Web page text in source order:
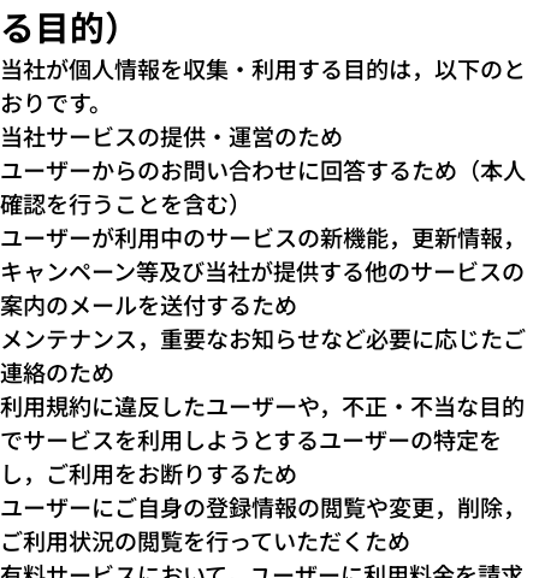
る目的）
当社が個人情報を収集・利用する目的は，以下のと
おりです。
当社サービスの提供・運営のため
ユーザーからのお問い合わせに回答するため（本人
確認を行うことを含む）
ユーザーが利用中のサービスの新機能，更新情報，
キャンペーン等及び当社が提供する他のサービスの
案内のメールを送付するため
メンテナンス，重要なお知らせなど必要に応じたご
連絡のため
利用規約に違反したユーザーや，不正・不当な目的
でサービスを利用しようとするユーザーの特定を
し，ご利用をお断りするため
ユーザーにご自身の登録情報の閲覧や変更，削除，
ご利用状況の閲覧を行っていただくため